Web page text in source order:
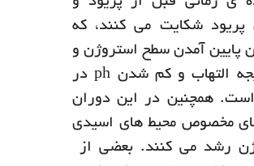
پریود شکایت می کنند، که
پایین آمدن سطح استروژن و
در نتیجه التهاب و کم شدن ph در
همچنین در این دوران
مخصوص محیط های اسیدی
رشد می کنند. بعضی از